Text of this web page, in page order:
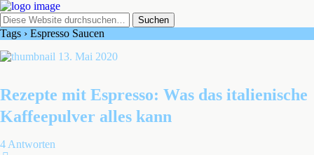
Tags › Espresso Saucen
13. Mai 2020
Rezepte mit Espresso: Was das italienische
Kaffeepulver alles kann
4 Antworten